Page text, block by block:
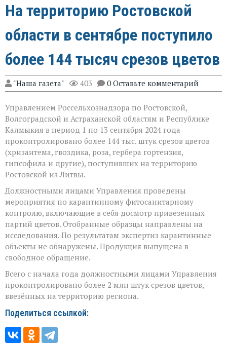
На территорию Ростовской
области в сентябре поступило
более 144 тысяч срезов цветов
"Наша газета" 403 0 Оставьте комментарий
Управлением Россельхознадзора по Ростовской,
Волгоградской и Астраханской областям и Республике
Калмыкия в период 1 по 13 сентября 2024 года
проконтролировано более 144 тыс. штук срезов цветов
(хризантема, гвоздика, роза, гербера гортензия,
гипсофила и другие), поступивших на территорию
Ростовской из Литвы.
Должностными лицами Управления проведены
мероприятия по карантинному фитосанитарному
контролю, включающие в себя досмотр привезенных
партий цветов. Отобранные образцы направлены на
исследования. По результатам экспертиз карантинные
объекты не обнаружены. Продукция выпущена в
свободное обращение.
Всего с начала года должностными лицами Управления
проконтролировано более 2 млн штук срезов цветов,
ввезённых на территорию региона.
Поделиться ссылкой: